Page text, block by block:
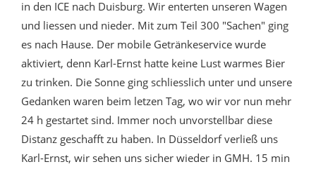
in den ICE nach Duisburg. Wir enterten unseren Wagen
und liessen und nieder. Mit zum Teil 300 "Sachen" ging
es nach Hause. Der mobile Getränkeservice wurde
aktiviert, denn Karl-Ernst hatte keine Lust warmes Bier
zu trinken. Die Sonne ging schliesslich unter und unsere
Gedanken waren beim letzen Tag, wo wir vor nun mehr
24 h gestartet sind. Immer noch unvorstellbar diese
Distanz geschafft zu haben. In Düsseldorf verließ uns
Karl-Ernst, wir sehen uns sicher wieder in GMH. 15 min